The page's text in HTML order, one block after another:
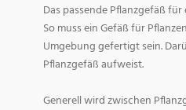
Das passende Pflanzgefäß
So muss ein Gefäß für
Umgebung gefertigt sein.
Pflanzgefäß aufweist.
Generell wird zwischen